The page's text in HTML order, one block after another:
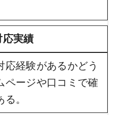
応実績
応経験があるかどう
ページや口コミで確
。